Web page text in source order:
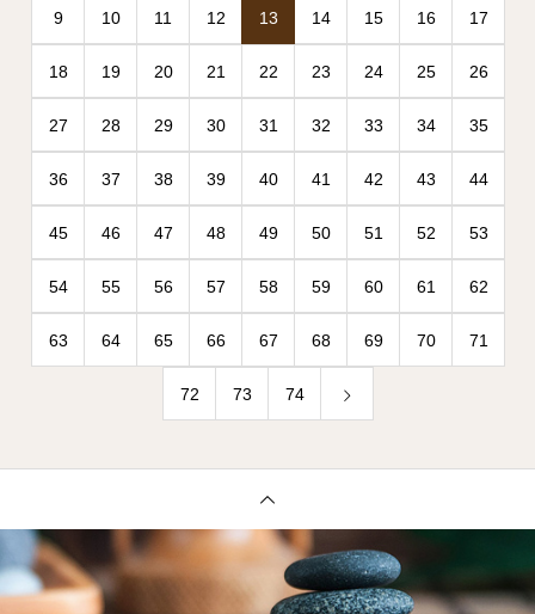
9 10 11 12 13 14 15 16 17
18 19 20 21 22 23 24 25 26
27 28 29 30 31 32 33 34 35
36 37 38 39 40 41 42 43 44
45 46 47 48 49 50 51 52 53
54 55 56 57 58 59 60 61 62
63 64 65 66 67 68 69 70 71
72 73 74